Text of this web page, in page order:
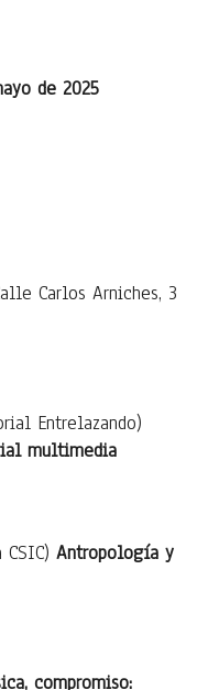
de 2025
Carlos Arniches, 3
Entrelazando)
multimedia
CSIC)Antropología y
compromiso: